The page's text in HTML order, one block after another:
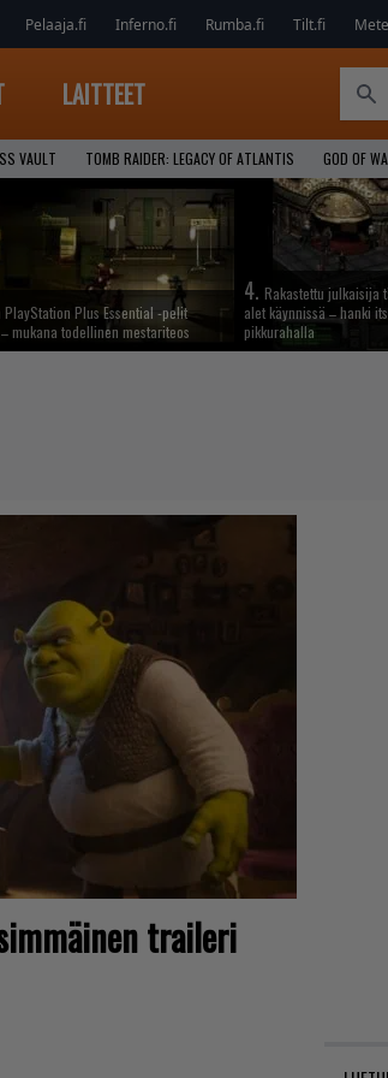
Pelaaja.fi Inferno.fi Rumba.fi Tilt.fi
LAITTEET
VAULT TOMB RAIDER: LEGACY OF ATLANTIS GOD OF
PlayStation Plus Essential -pelit
mukana todellinen mestariteos
4. Rakastettu julkaisija
alet käynnissä – hanki
pikkurahalla
traileri